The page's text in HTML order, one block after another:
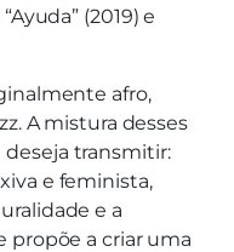
(2019) e
afro,
A mistura desses
transmitir:
e feminista,
e a
propõe a criar uma